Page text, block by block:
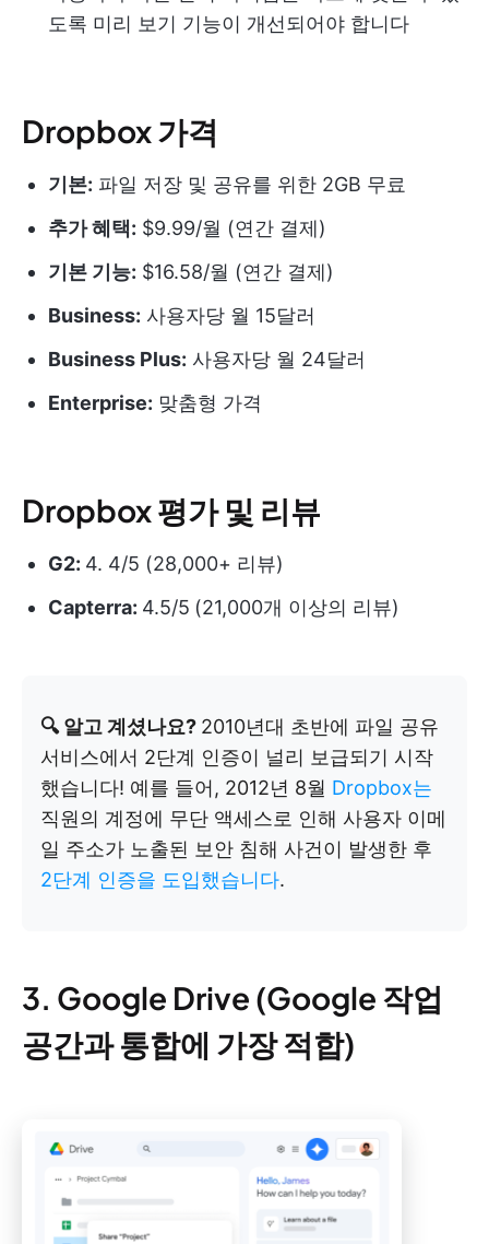
도록 미리 보기 기능이 개선되어야 합니다
Dropbox 가격
기본: 파일 저장 및 공유를 위한 2GB 무료
추가 혜택: $9.99/월 (연간 결제)
기본 기능: $16.58/월 (연간 결제)
Business: 사용자당 월 15달러
Business Plus: 사용자당 월 24달러
Enterprise: 맞춤형 가격
Dropbox 평가 및 리뷰
G2: 4. 4/5 (28,000+ 리뷰)
Capterra: 4.5/5 (21,000개 이상의 리뷰)
🔍 알고 계셨나요? 2010년대 초반에 파일 공유
서비스에서 2단계 인증이 널리 보급되기 시작
했습니다! 예를 들어, 2012년 8월 Dropbox는
직원의 계정에 무단 액세스로 인해 사용자 이메
일 주소가 노출된 보안 침해 사건이 발생한 후
2단계 인증을 도입했습니다.
3. Google Drive (Google 작업
공간과 통합에 가장 적합)